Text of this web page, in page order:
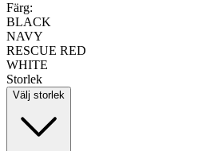
Färg:
BLACK
NAVY
RESCUE RED
WHITE
Storlek
Välj storlek